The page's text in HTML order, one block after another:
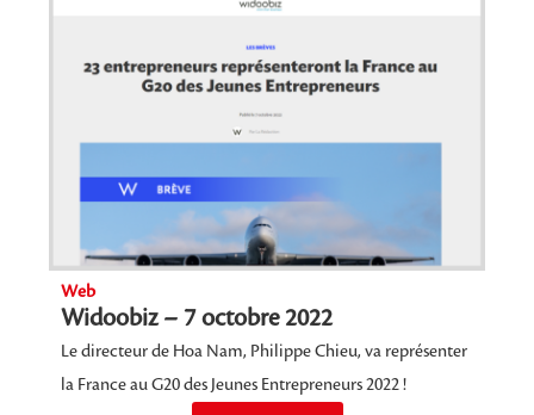
Web
Widoobiz – 7 octobre 2022
Le directeur de Hoa Nam, Philippe Chieu, va représenter
la France au G20 des Jeunes Entrepreneurs 2022 !